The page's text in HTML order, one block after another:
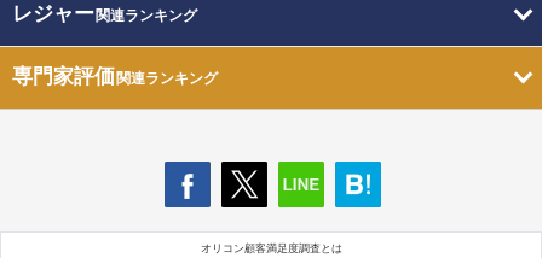
レジャー関連ランキング
専門家評価関連ランキング
オリコン顧客満足度調査とは